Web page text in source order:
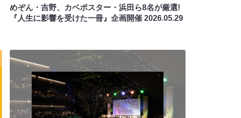
めぞん・吉野、カベポスター・浜田ら8名が厳選!
『人生に影響を受けた一冊』企画開催 2026.05.29